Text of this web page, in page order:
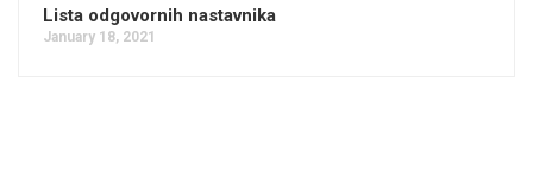
Lista odgovornih nastavnika
January 18, 2021